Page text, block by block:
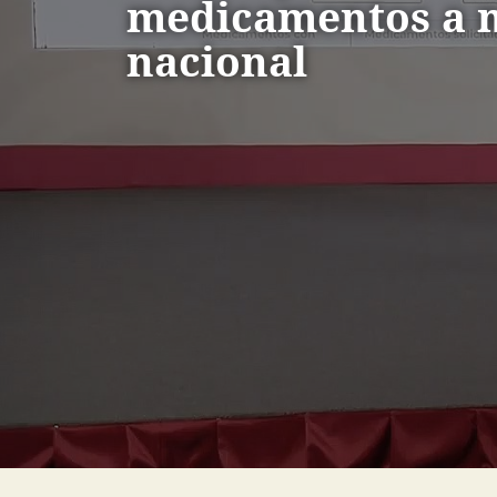
medicamentos a
nacional